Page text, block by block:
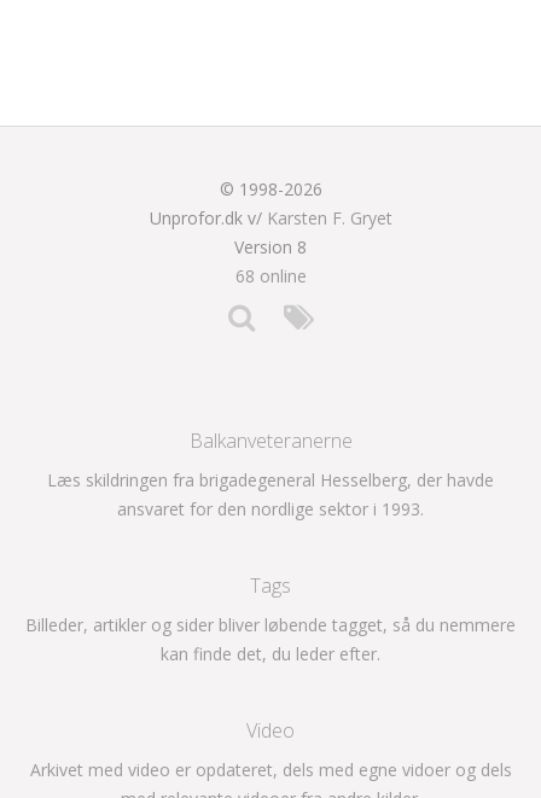
© 1998-2026
Unprofor.dk v/ Karsten F. Gryet
Version 8
68 online
Balkanveteranerne
Læs skildringen fra brigadegeneral Hesselberg, der havde
ansvaret for den nordlige sektor i 1993.
Tags
Billeder, artikler og sider bliver løbende tagget, så du nemmere
kan finde det, du leder efter.
Video
Arkivet med video er opdateret, dels med egne vidoer og dels